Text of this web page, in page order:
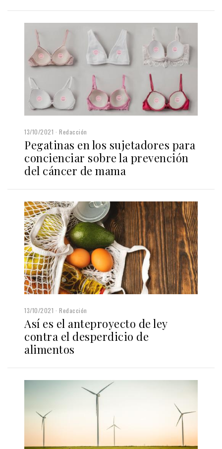
13/10/2021 Redacción
Pegatinas en los sujetadores para
concienciar sobre la prevención
del cáncer de mama
13/10/2021 Redacción
Así es el anteproyecto de ley
contra el desperdicio de
alimentos